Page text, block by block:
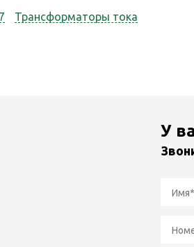
Трансформаторы тока
У